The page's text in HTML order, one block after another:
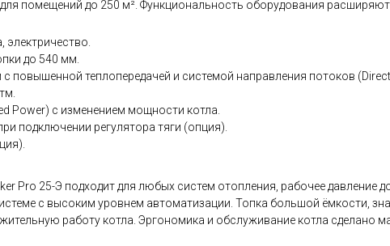
помещений до 250 м². Функциональность оборудования
электричество.
до 540 мм.
повышенной теплопередачей и системой направления потоков
Power) с изменением мощности котла.
подключении регулятора тяги (опция).
Pro 25-Э подходит для любых систем отопления, рабочее давление
с высоким уровнем автоматизации. Топка большой ёмкости,
работу котла. Эргономика и обслуживание котла сделано